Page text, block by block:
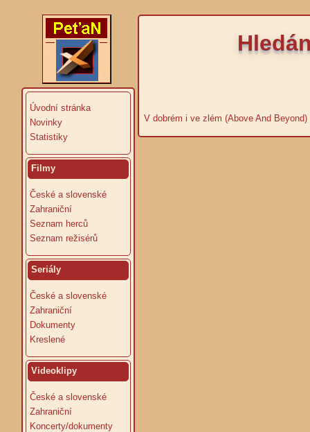
Úvodní stránka
Novinky
Statistiky
Filmy
České a slovenské
Zahraniční
Seznam herců
Seznam režisérů
Seriály
České a slovenské
Zahraniční
Dokumenty
Kreslené
Videoklipy
České a slovenské
Zahraniční
Koncerty/dokumenty
V dobrém i ve zlém (Above And Beyond)